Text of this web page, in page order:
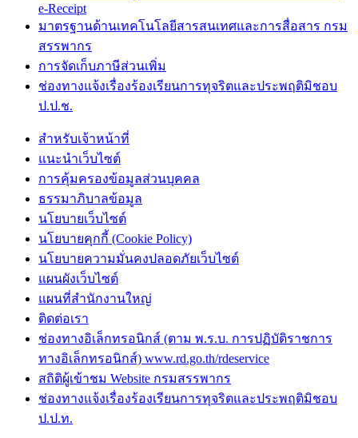
e-Receipt
มาตรฐานด้านเทคโนโลยีสารสนเทศและการสื่อสาร กรม
สรรพากร
การจัดเก็บภาษีส่วนเพิ่ม
ช่องทางแจ้งเรื่องร้องเรียนการทุจริตและประพฤติมิชอบ
ป.ป.ช.
สำหรับเจ้าหน้าที่
แนะนำเว็บไซต์
การคุ้มครองข้อมูลส่วนบุคคล
ธรรมาภิบาลข้อมูล
นโยบายเว็บไซต์
นโยบายคุกกี้ (Cookie Policy)
นโยบายความมั่นคงปลอดภัยเว็บไซต์
แผนผังเว็บไซต์
แผนที่สำนักงานใหญ่
ติดต่อเรา
ช่องทางอิเล็กทรอนิกส์ (ตาม พ.ร.บ. การปฏิบัติราชการ
ทางอิเล็กทรอนิกส์) www.rd.go.th/rdeservice
สถิติผู้เข้าชม Website กรมสรรพากร
ช่องทางแจ้งเรื่องร้องเรียนการทุจริตและประพฤติมิชอบ
ป.ป.ท.